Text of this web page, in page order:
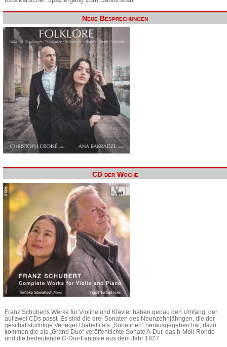
Neue Besprechungen
CD der Woche
Franz Schuberts Werke für Violine und Klavier haben genau den Umfang, der
auf zwei CDs passt. Es sind die drei Sonaten des Neunzehnjährigen, die der
geschäftstüchtige Verleger Diabelli als „Sonatinen“ herausgegeben hat, dazu
kommen die als „Grand Duo“ veröffentlichte Sonate A-Dur, das h-Moll-Rondo
und die bedeutende C-Dur-Fantasie aus dem Jahr 1827.